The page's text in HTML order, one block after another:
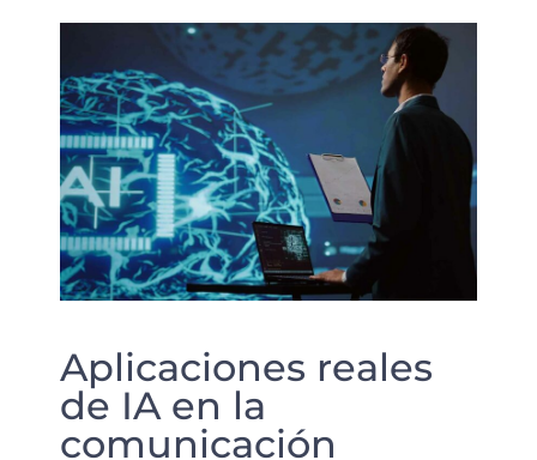
Aplicaciones reales
de IA en la
comunicación